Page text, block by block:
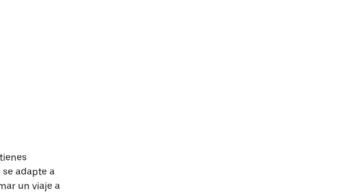
se adapte a
un viaje a